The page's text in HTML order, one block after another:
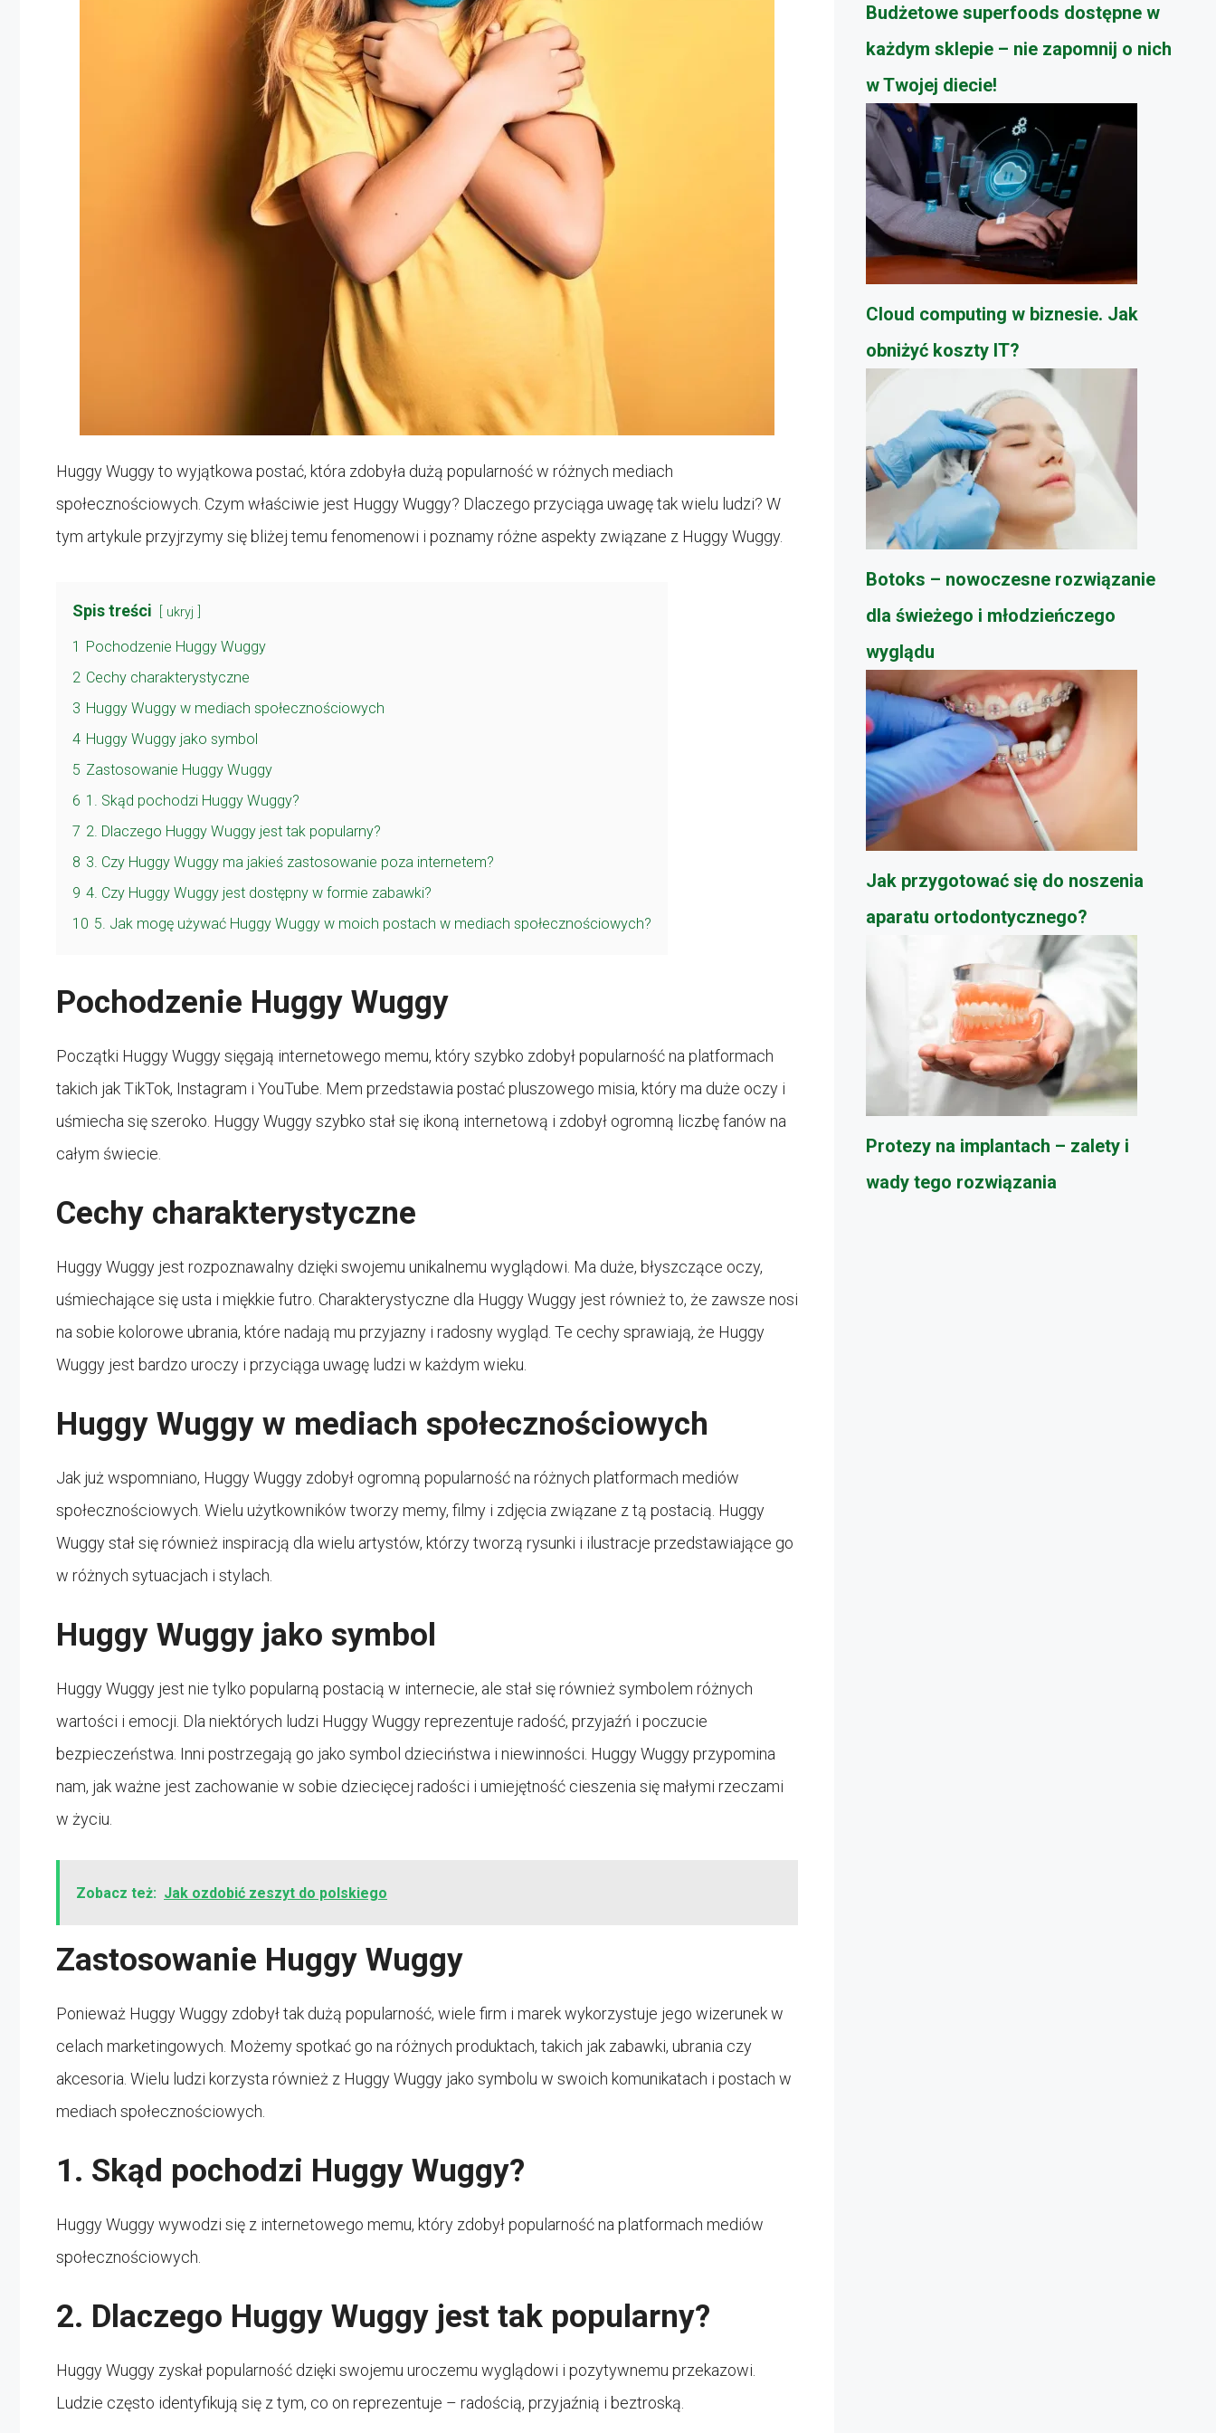
Huggy Wuggy to wyjątkowa postać, która zdobyła dużą popularność w różnych mediach
społecznościowych. Czym właściwie jest Huggy Wuggy? Dlaczego przyciąga uwagę tak wielu ludzi? W
tym artykule przyjrzymy się bliżej temu fenomenowi i poznamy różne aspekty związane z Huggy Wuggy.
Spis treści ukryj
1 Pochodzenie Huggy Wuggy
2 Cechy charakterystyczne
3 Huggy Wuggy w mediach społecznościowych
4 Huggy Wuggy jako symbol
5 Zastosowanie Huggy Wuggy
6 1. Skąd pochodzi Huggy Wuggy?
7 2. Dlaczego Huggy Wuggy jest tak popularny?
8 3. Czy Huggy Wuggy ma jakieś zastosowanie poza internetem?
9 4. Czy Huggy Wuggy jest dostępny w formie zabawki?
10 5. Jak mogę używać Huggy Wuggy w moich postach w mediach społecznościowych?
Pochodzenie Huggy Wuggy
Początki Huggy Wuggy sięgają internetowego memu, który szybko zdobył popularność na platformach
takich jak TikTok, Instagram i YouTube. Mem przedstawia postać pluszowego misia, który ma duże oczy i
uśmiecha się szeroko. Huggy Wuggy szybko stał się ikoną internetową i zdobył ogromną liczbę fanów na
całym świecie.
Cechy charakterystyczne
Huggy Wuggy jest rozpoznawalny dzięki swojemu unikalnemu wyglądowi. Ma duże, błyszczące oczy,
uśmiechające się usta i miękkie futro. Charakterystyczne dla Huggy Wuggy jest również to, że zawsze nosi
na sobie kolorowe ubrania, które nadają mu przyjazny i radosny wygląd. Te cechy sprawiają, że Huggy
Wuggy jest bardzo uroczy i przyciąga uwagę ludzi w każdym wieku.
Huggy Wuggy w mediach społecznościowych
Jak już wspomniano, Huggy Wuggy zdobył ogromną popularność na różnych platformach mediów
społecznościowych. Wielu użytkowników tworzy memy, filmy i zdjęcia związane z tą postacią. Huggy
Wuggy stał się również inspiracją dla wielu artystów, którzy tworzą rysunki i ilustracje przedstawiające go
w różnych sytuacjach i stylach.
Huggy Wuggy jako symbol
Huggy Wuggy jest nie tylko popularną postacią w internecie, ale stał się również symbolem różnych
wartości i emocji. Dla niektórych ludzi Huggy Wuggy reprezentuje radość, przyjaźń i poczucie
bezpieczeństwa. Inni postrzegają go jako symbol dzieciństwa i niewinności. Huggy Wuggy przypomina
nam, jak ważne jest zachowanie w sobie dziecięcej radości i umiejętność cieszenia się małymi rzeczami
w życiu.
Zobacz też: Jak ozdobić zeszyt do polskiego
Zastosowanie Huggy Wuggy
Ponieważ Huggy Wuggy zdobył tak dużą popularność, wiele firm i marek wykorzystuje jego wizerunek w
celach marketingowych. Możemy spotkać go na różnych produktach, takich jak zabawki, ubrania czy
akcesoria. Wielu ludzi korzysta również z Huggy Wuggy jako symbolu w swoich komunikatach i postach w
mediach społecznościowych.
1. Skąd pochodzi Huggy Wuggy?
Huggy Wuggy wywodzi się z internetowego memu, który zdobył popularność na platformach mediów
społecznościowych.
2. Dlaczego Huggy Wuggy jest tak popularny?
Huggy Wuggy zyskał popularność dzięki swojemu uroczemu wyglądowi i pozytywnemu przekazowi.
Ludzie często identyfikują się z tym, co on reprezentuje – radością, przyjaźnią i beztroską.
Budżetowe superfoods dostępne w
każdym sklepie – nie zapomnij o nich
w Twojej diecie!
Cloud computing w biznesie. Jak
obniżyć koszty IT?
Botoks – nowoczesne rozwiązanie
dla świeżego i młodzieńczego
wyglądu
Jak przygotować się do noszenia
aparatu ortodontycznego?
Protezy na implantach – zalety i
wady tego rozwiązania